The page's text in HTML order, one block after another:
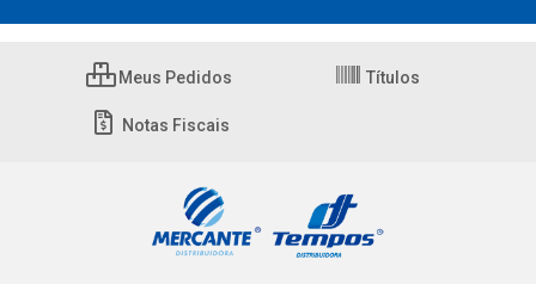
Meus Pedidos Títulos
Notas Fiscais